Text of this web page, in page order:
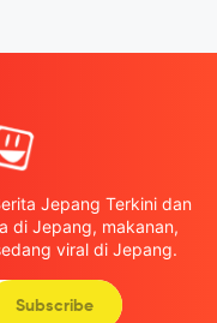
Jepang Terkini dan
di Jepang, makanan,
viral di Jepang.
Subscribe